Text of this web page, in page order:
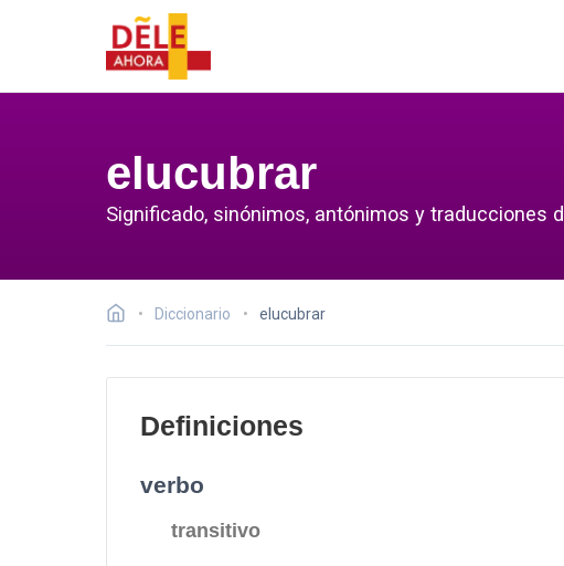
elucubrar
Significado, sinónimos, antónimos y traducciones
Diccionario elucubrar
Definiciones
verbo
transitivo